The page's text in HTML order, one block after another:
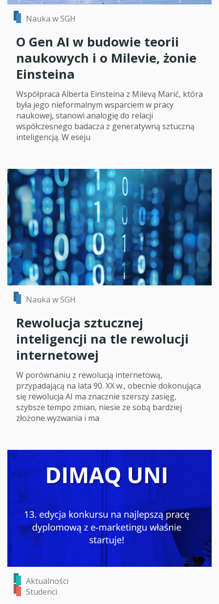
Nauka w SGH
O Gen AI w budowie teorii
naukowych i o Milevie, żonie
Einsteina
Współpraca Alberta Einsteina z Milevą Marić, która
była jego nieformalnym wsparciem w pracy
naukowej, stanowi analogię do relacji
współczesnego badacza z generatywną sztuczną
inteligencją. W eseju
Nauka w SGH
Rewolucja sztucznej
inteligencji na tle rewolucji
internetowej
W porównaniu z rewolucją internetową,
przypadającą na lata 90. XX w., obecnie dokonująca
się rewolucja AI ma znacznie szerszy zasięg,
szybsze tempo zmian, niesie ze sobą bardziej
złożone wyzwania i ma
Aktualności
Studenci